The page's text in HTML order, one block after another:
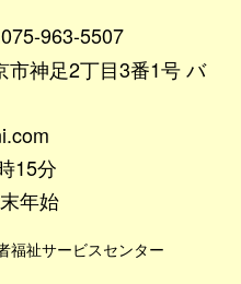
963-5507
市神足2丁目3番1号 バ
15分
年始
福祉サービスセンター